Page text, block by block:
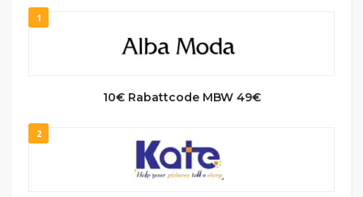
1
10€ Rabattcode MBW 49€
2